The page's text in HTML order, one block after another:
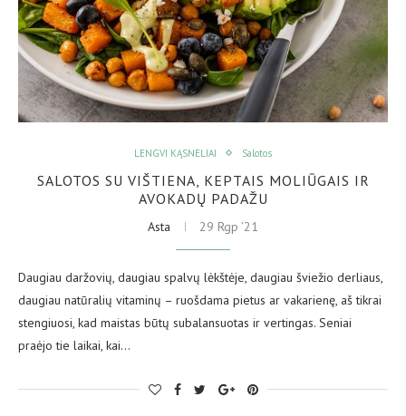
LENGVI KĄSNELIAI Salotos
SALOTOS SU VIŠTIENA, KEPTAIS MOLIŪGAIS IR
AVOKADŲ PADAŽU
Asta 29 Rgp ’21
Daugiau daržovių, daugiau spalvų lėkštėje, daugiau šviežio derliaus,
daugiau natūralių vitaminų – ruošdama pietus ar vakarienę, aš tikrai
stengiuosi, kad maistas būtų subalansuotas ir vertingas. Seniai
praėjo tie laikai, kai…